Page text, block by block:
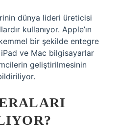
dünya lideri üreticisi
kullanıyor. Apple’ın
bir şekilde entegre
iPad ve Mac bilgisayarlar
geliştirilmesinin